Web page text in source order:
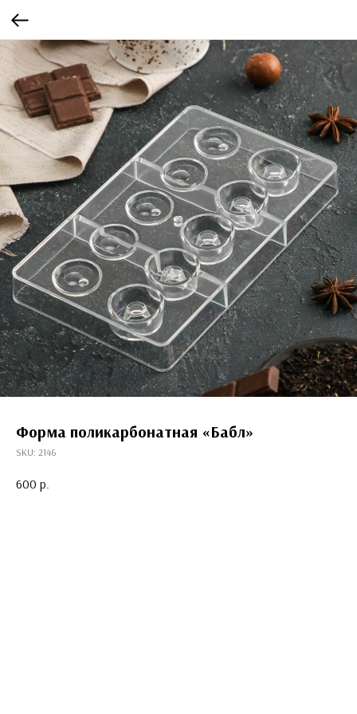
Форма поликарбонатная «Бабл»
SKU: 2146
600 р.